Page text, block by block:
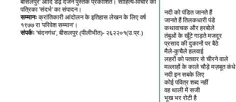
बीसलपुर' आदि डेढ़ दर्जन पुस्तकें प्रकाशित। साहित्य-विचार की
पत्रिका 'संदर्भ' का संपादन।
सम्मानःक्रांतिकारी आंदोलन के इतिहास लेखन के लिए वर्ष
१९७७ रा 'परिवेश सम्मान'।
संपर्कः 'चंदनगंध', बीसलपुर (पीलीभीत)- २६२२०१(उ.प्र.)
नदी को पंडित जानते हैं
जानते हैं तिलकधारी पंडे
कथावाचक और हरबोले
तंबुओं के खूँटे गाड़ते मजदूर
प्रसाद की दुकानों पर बैठे
मैले-कुचैले हलवाई
लहरों को पतवार से चीरने वाले
मल्लाहों के काले चौड़े मज़बूत कंधे
नदी इन सबके लिए
कोई पवित्र शब्द नहीं
वह थाली में सजी
भूख भर रोटी है